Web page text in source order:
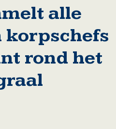
alle
korpschefs
rond het